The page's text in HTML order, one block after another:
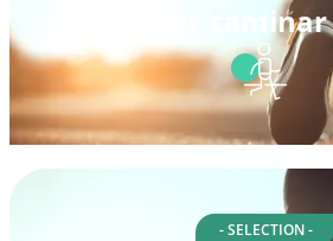
Rutes per
- SELECTION -